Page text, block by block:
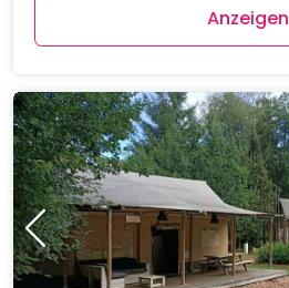
Anzeigen